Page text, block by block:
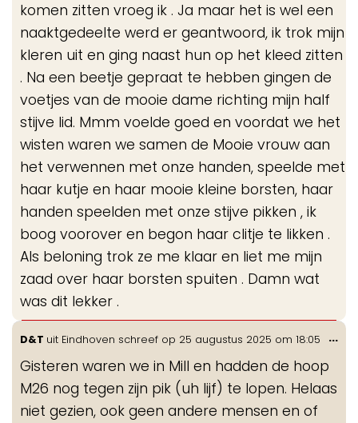
komen zitten vroeg ik . Ja maar het is wel een
naaktgedeelte werd er geantwoord, ik trok mijn
kleren uit en ging naast hun op het kleed zitten
. Na een beetje gepraat te hebben gingen de
voetjes van de mooie dame richting mijn half
stijve lid. Mmm voelde goed en voordat we het
wisten waren we samen de Mooie vrouw aan
het verwennen met onze handen, speelde met
haar kutje en haar mooie kleine borsten, haar
handen speelden met onze stijve pikken , ik
boog voorover en begon haar clitje te likken .
Als beloning trok ze me klaar en liet me mijn
zaad over haar borsten spuiten . Damn wat
was dit lekker .
D&T uit Eindhoven schreef op 25 augustus 2025 om 18:05
Gisteren waren we in Mill en hadden de hoop
M26 nog tegen zijn pik (uh lijf) te lopen. Helaas
niet gezien, ook geen andere mensen en of
...